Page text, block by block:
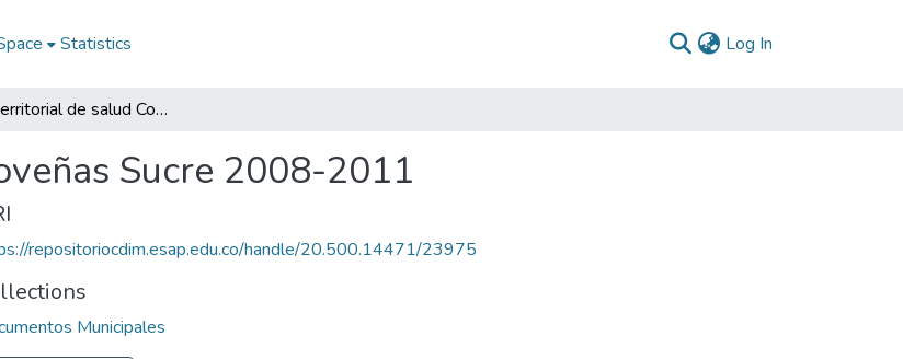
Statistics Log In
Plan territorial de salud Coveñas Sucre 2008-2011
Sucre 2008-2011
repositoriocdim.esap.edu.co/handle/20.500.14471/23975
Municipales